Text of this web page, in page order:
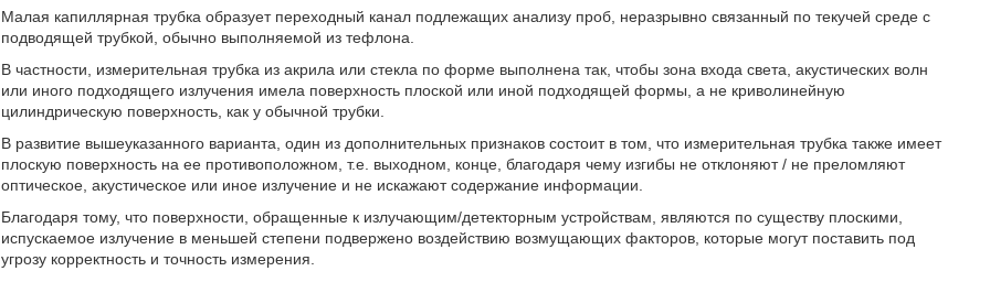
Малая капиллярная трубка образует переходный канал подлежащих анализу проб, неразрывно связанный по текучей среде с
подводящей трубкой, обычно выполняемой из тефлона.
В частности, измерительная трубка из акрила или стекла по форме выполнена так, чтобы зона входа света, акустических волн
или иного подходящего излучения имела поверхность плоской или иной подходящей формы, а не криволинейную
цилиндрическую поверхность, как у обычной трубки.
В развитие вышеуказанного варианта, один из дополнительных признаков состоит в том, что измерительная трубка также имеет
плоскую поверхность на ее противоположном, т.е. выходном, конце, благодаря чему изгибы не отклоняют / не преломляют
оптическое, акустическое или иное излучение и не искажают содержание информации.
Благодаря тому, что поверхности, обращенные к излучающим/детекторным устройствам, являются по существу плоскими,
испускаемое излучение в меньшей степени подвержено воздействию возмущающих факторов, которые могут поставить под
угрозу корректность и точность измерения.